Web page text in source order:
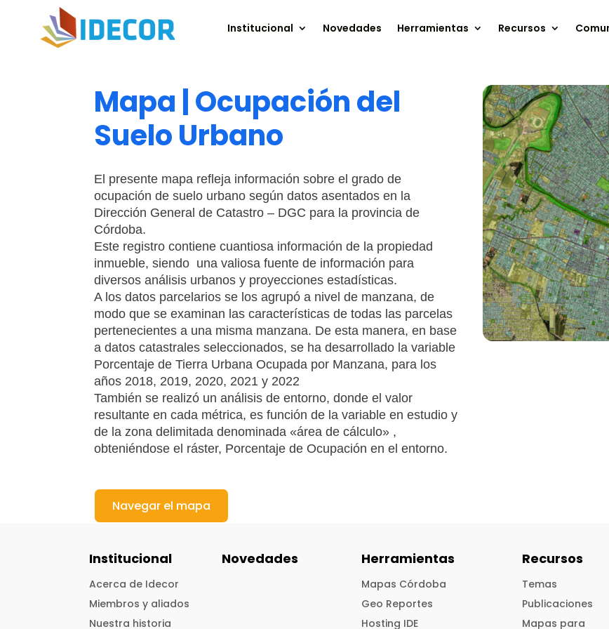
Institucional Novedades Herramientas Recursos
Mapa | Ocupación del
Suelo Urbano
El presente mapa refleja información sobre el grado de
ocupación de suelo urbano según datos asentados en la
Dirección General de Catastro – DGC para la provincia de
Córdoba.
Este registro contiene cuantiosa información de la propiedad
inmueble, siendo una valiosa fuente de información para
diversos análisis urbanos y proyecciones estadísticas.
A los datos parcelarios se los agrupó a nivel de manzana, de
modo que se examinan las características de todas las parcelas
pertenecientes a una misma manzana. De esta manera, en base
a datos catastrales seleccionados, se ha desarrollado la variable
Porcentaje deTierra Urbana Ocupada por Manzana, para los
años 2018, 2019, 2020, 2021 y 2022
También se realizó un análisis de entorno, donde el valor
resultante en cada métrica, es función de la variable en estudio y
de la zona delimitada denominada «área de cálculo» ,
obteniéndose el ráster, Porcentaje de Ocupación en el entorno.
Navegar el mapa
Institucional
Acerca de Idecor
Miembros y aliados
Nuestra historia
Novedades Herramientas
Mapas Córdoba
Geo Reportes
Hosting IDE
Recursos
Temas
Publicaciones
Mapas para